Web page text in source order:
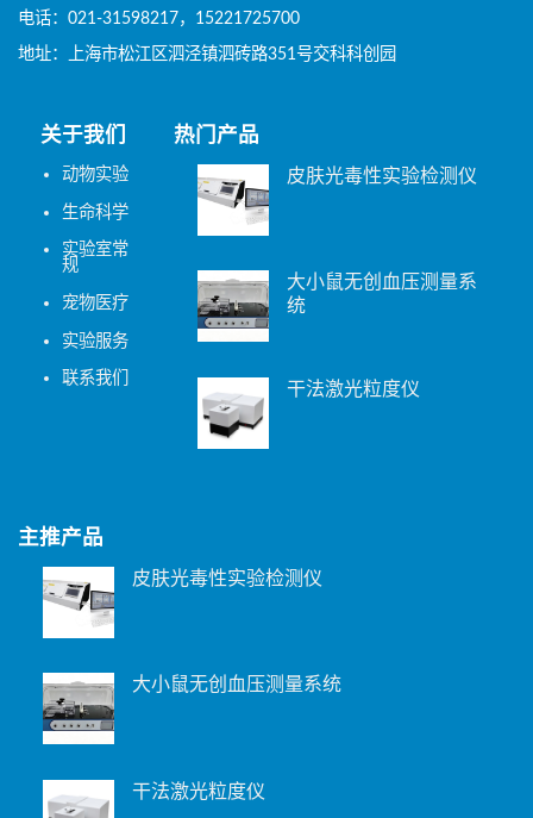
电话：021-31598217，15221725700
地址：上海市松江区泗泾镇泗砖路351号交科科创园
关于我们
动物实验
生命科学
实验室常
规
宠物医疗
实验服务
联系我们
热门产品
皮肤光毒性实验检测仪
大小鼠无创血压测量系
统
干法激光粒度仪
主推产品
皮肤光毒性实验检测仪
大小鼠无创血压测量系统
干法激光粒度仪